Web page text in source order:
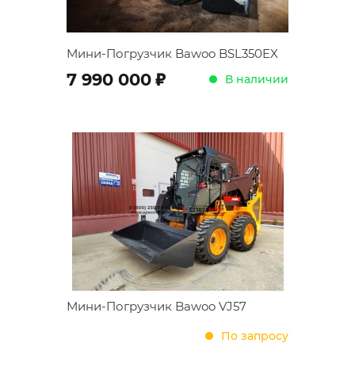
Мини-Погрузчик Bawoo BSL350EX
7 990 000 ; В наличии
Мини-Погрузчик Bawoo VJ57
По запросу